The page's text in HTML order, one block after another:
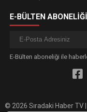
E-BÜLTEN ABONELİĞİ
E-Bülten aboneliği ile
© 2026 Sıradaki Haber TV